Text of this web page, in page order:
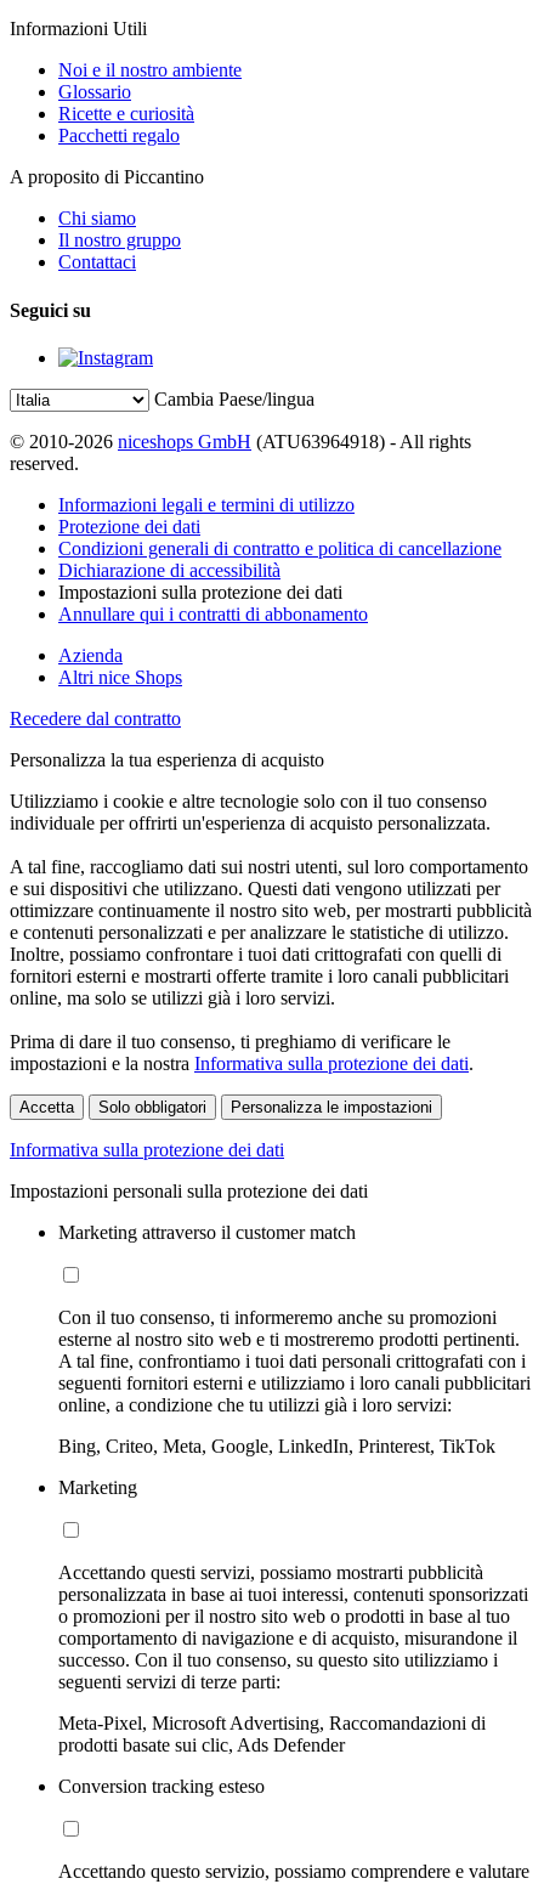
Informazioni Utili
Noi e il nostro ambiente
Glossario
Ricette e curiosità
Pacchetti regalo
A proposito di Piccantino
Chi siamo
Il nostro gruppo
Contattaci
Seguici su
Cambia Paese/lingua
© 2010-2026 niceshops GmbH (ATU63964918) - All rights
reserved.
Informazioni legali e termini di utilizzo
Protezione dei dati
Condizioni generali di contratto e politica di cancellazione
Dichiarazione di accessibilità
Impostazioni sulla protezione dei dati
Annullare qui i contratti di abbonamento
Azienda
Altri nice Shops
Recedere dal contratto
Personalizza la tua esperienza di acquisto
Utilizziamo i cookie e altre tecnologie solo con il tuo consenso
individuale per offrirti un'esperienza di acquisto personalizzata.
A tal fine, raccogliamo dati sui nostri utenti, sul loro comportamento
e sui dispositivi che utilizzano. Questi dati vengono utilizzati per
ottimizzare continuamente il nostro sito web, per mostrarti pubblicità
e contenuti personalizzati e per analizzare le statistiche di utilizzo.
Inoltre, possiamo confrontare i tuoi dati crittografati con quelli di
fornitori esterni e mostrarti offerte tramite i loro canali pubblicitari
online, ma solo se utilizzi già i loro servizi.
Prima di dare il tuo consenso, ti preghiamo di verificare le
impostazioni e la nostra Informativa sulla protezione dei dati.
Accetta Solo obbligatori Personalizza le impostazioni
Informativa sulla protezione dei dati
Impostazioni personali sulla protezione dei dati
Marketing attraverso il customer match
Con il tuo consenso, ti informeremo anche su promozioni
esterne al nostro sito web e ti mostreremo prodotti pertinenti.
A tal fine, confrontiamo i tuoi dati personali crittografati con i
seguenti fornitori esterni e utilizziamo i loro canali pubblicitari
online, a condizione che tu utilizzi già i loro servizi:
Bing, Criteo, Meta, Google, LinkedIn, Printerest, TikTok
Marketing
Accettando questi servizi, possiamo mostrarti pubblicità
personalizzata in base ai tuoi interessi, contenuti sponsorizzati
o promozioni per il nostro sito web o prodotti in base al tuo
comportamento di navigazione e di acquisto, misurandone il
successo. Con il tuo consenso, su questo sito utilizziamo i
seguenti servizi di terze parti:
Meta-Pixel, Microsoft Advertising, Raccomandazioni di
prodotti basate sui clic, Ads Defender
Conversion tracking esteso
Accettando questo servizio, possiamo comprendere e valutare